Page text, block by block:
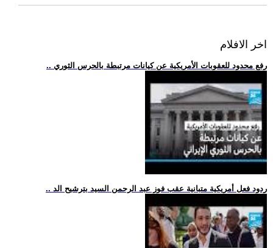
اخر الافلام
.. رفع محدود للعقوبات الأمريكية عن كيانات مرتبطة بالحرس الثوري
.. ردود فعل أمريكية متبانية عقب فوز عبد الرحمن السيد بترشيح الد